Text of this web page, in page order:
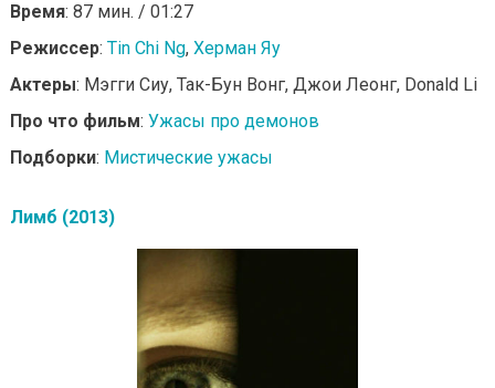
Время: 87 мин. / 01:27
Режиссер: Tin Chi Ng, Херман Яу
Актеры: Мэгги Сиу, Так-Бун Вонг, Джои Леонг, Donald Li
Про что фильм: Ужасы про демонов
Подборки: Мистические ужасы
Лимб (2013)